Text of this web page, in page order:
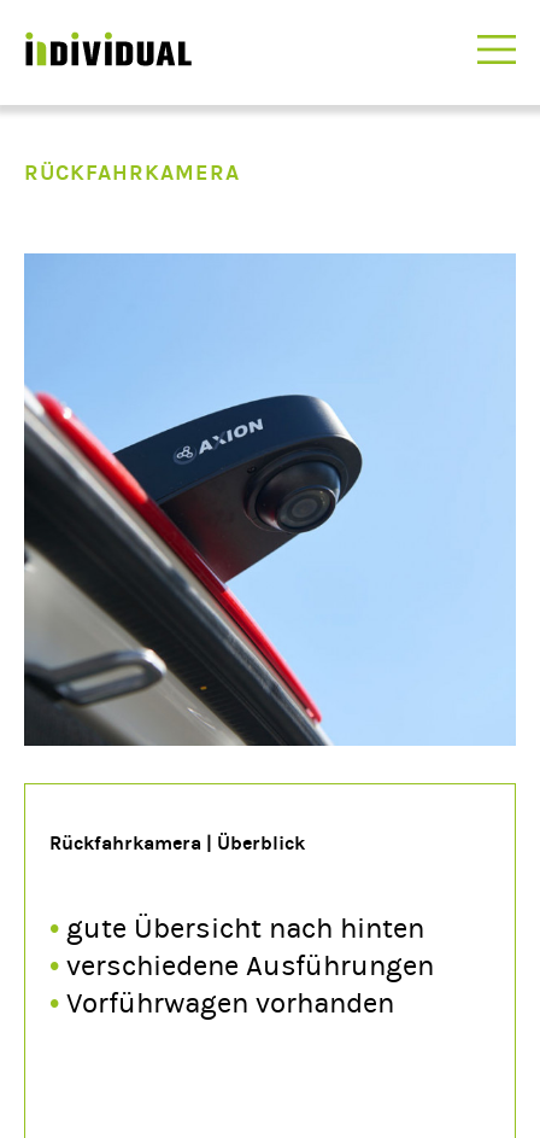
RÜCKFAHRKAMERA
Rückfahrkamera | Überblick
• gute Übersicht nach hinten
• verschiedene Ausführungen
• Vorführwagen vorhanden